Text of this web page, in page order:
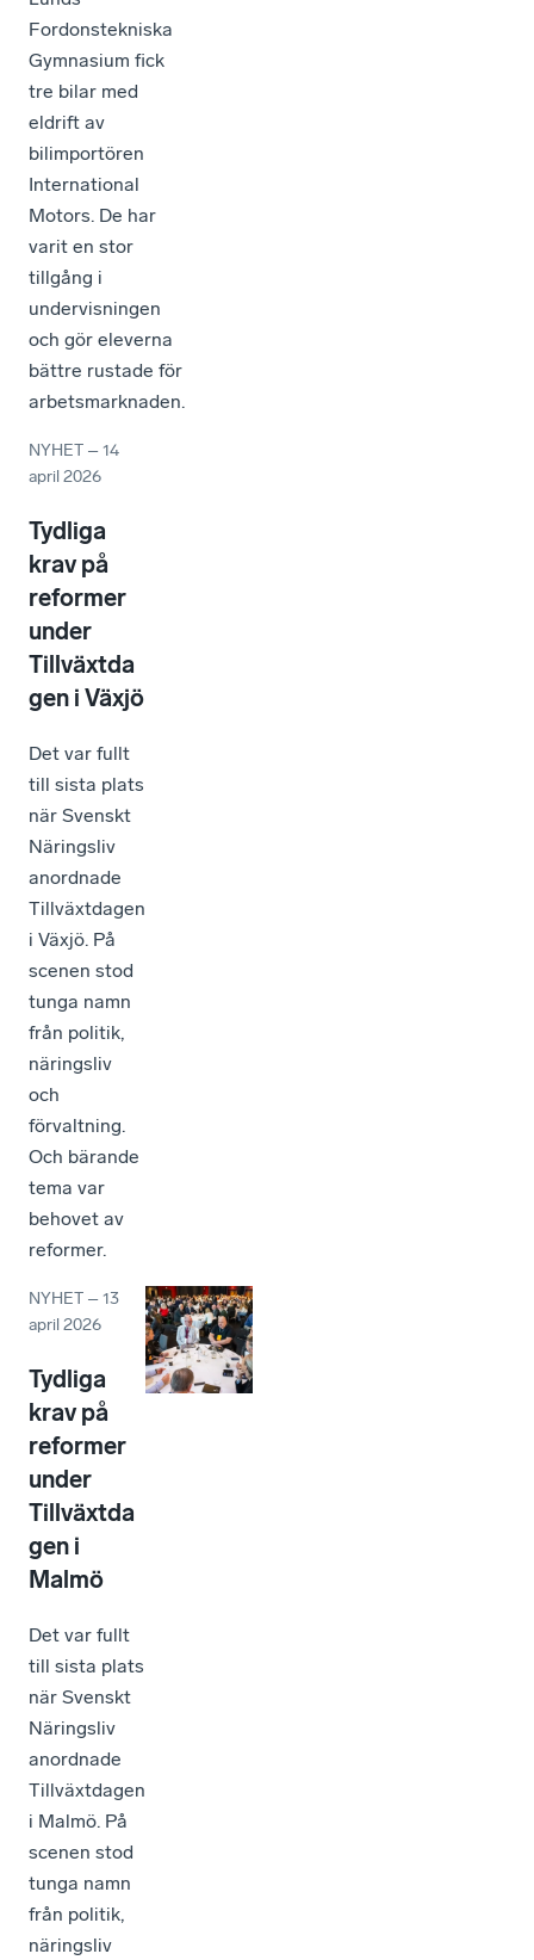
Fordonstekniska
Gymnasium fick
tre bilar med
eldrift av
bilimportören
International
Motors. De har
varit en stor
tillgång i
undervisningen
och gör eleverna
bättre rustade för
arbetsmarknaden.
NYHET –14
april 2026
Tydliga
krav på
reformer
under
Tillväxtda
gen i Växjö
Det var fullt
till sista plats
när Svenskt
Näringsliv
anordnade
Tillväxtdagen
i Växjö. På
scenen stod
tunga namn
från politik,
näringsliv
och
förvaltning.
Och bärande
tema var
behovet av
reformer.
NYHET –13
april 2026
Tydliga
krav på
reformer
under
Tillväxtda
gen i
Malmö
Det var fullt
till sista plats
när Svenskt
Näringsliv
anordnade
Tillväxtdagen
i Malmö. På
scenen stod
tunga namn
från politik,
näringsliv